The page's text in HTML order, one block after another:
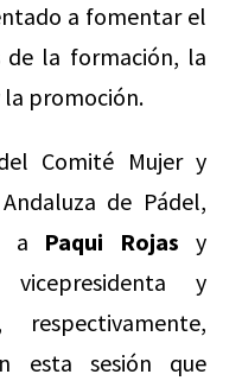
a fomentar el
de la formación, la
promoción.
Comité Mujer y
de Pádel,
a Paqui Rojas y
vicepresidenta y
esta sesión que